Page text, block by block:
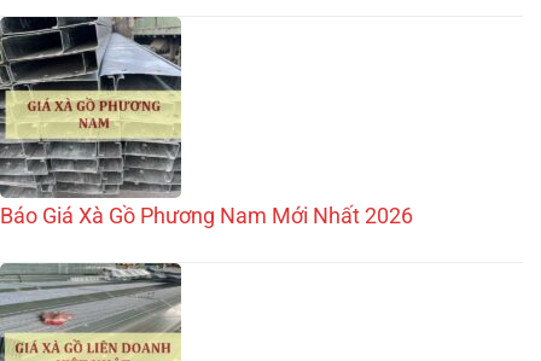
Báo Giá Xà Gồ Phương Nam Mới Nhất 2026